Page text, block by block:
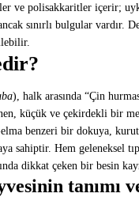
ve polisakkaritler içerir;
sınırlı bulgular vardır.
), halk arasında “Çin
küçük ve çekirdekli bir
benzeri bir dokuya,
sahiptir. Hem geleneksel
dikkat çeken bir besin
tanımı